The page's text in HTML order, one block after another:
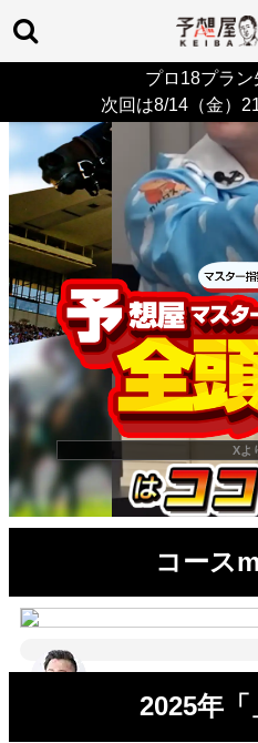
プロ18プラン
次回は8/14（金）
> 26/8/9 (日)
Xよ
コース
2025年